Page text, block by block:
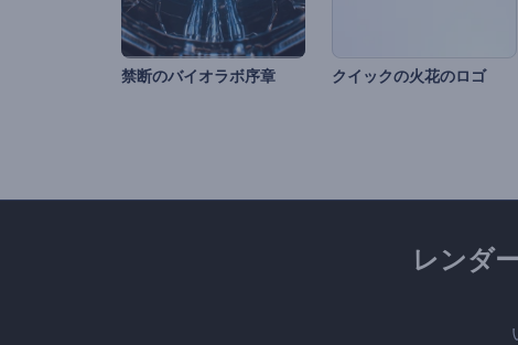
禁断のバイオラボ序章 クイックの火花のロゴ
レンダ